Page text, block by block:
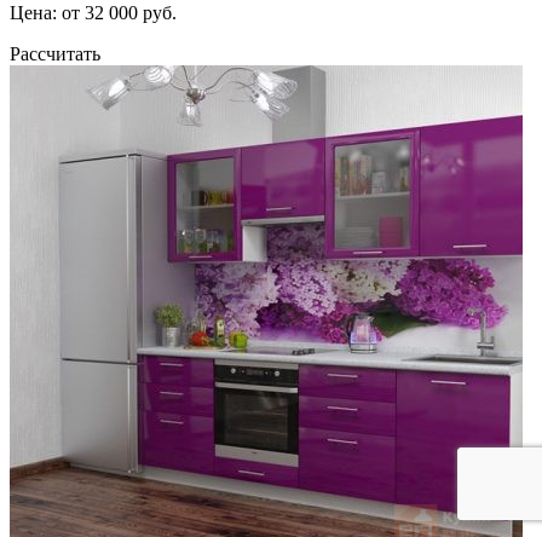
Цена: от 32 000 руб.
Рассчитать